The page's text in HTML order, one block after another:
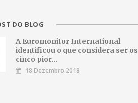
DO BLOG
A Euromonitor International
identificou o que considera ser os
cinco pior...
18 Dezembro 2018